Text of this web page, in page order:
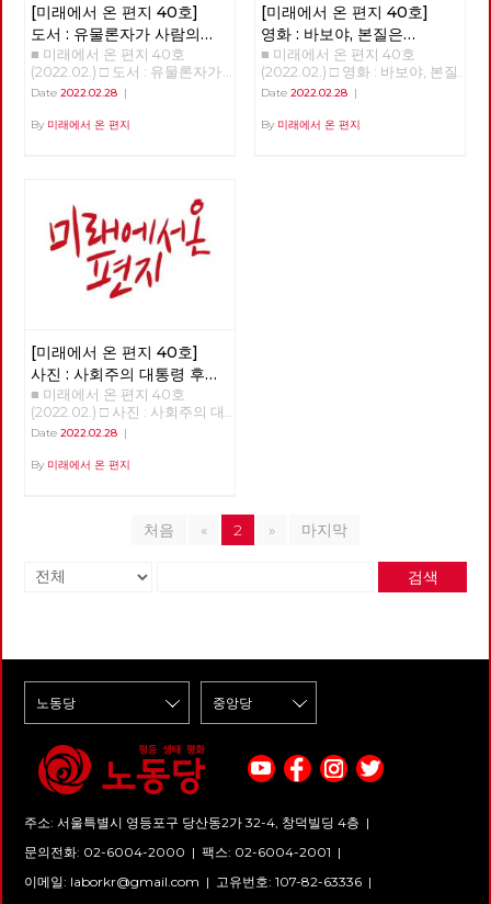
[미래에서 온 편지 40호]
도서 : 유물론자가 사람의
마음을 이해해야 하는 이유
■ 미래에서 온 편지 40호
(2022.02.) □ 도서 : 유물론자가
사람의 마음을 이해해야 하는 이
<<<<<<
Date 2022.02.28 |
By 미래에서 온 편지
[미래에서 온 편지 40호]
영화 : 바보야, 본질은
'사랑'이야! - 매트릭스 :
리저렉션
■ 미래에서 온 편지 40호
(2022.02.) □ 영화 : 바보야, 본질
은 '사랑'이야! - 매트릭스 : 리저
<<<<<<
Date 2022.02.28|
By 미래에서 온 편지
[미래에서 온 편지 40호]
사진 : 사회주의 대통령 후보
경선의 기록
■ 미래에서 온 편지 40호
(2022.02.) □ 사진 : 사회주의 대
통령 후보 경선의 기록 >>>>>>
Date 2022.02.28 |
By 미래에서 온 편지
처음 « 2 » 마지막
검색
주소: 서울특별시 영등포구 당산동2가 32-4, 창덕빌딩 4층 |
문의전화: 02-6004-2000 | 팩스: 02-6004-2001 |
이메일: laborkr@gmail.com | 고유번호: 107-82-63336 |